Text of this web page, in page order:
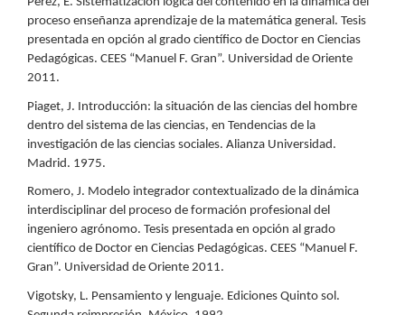
proceso enseñanza aprendizaje de la matemática general. Tesis
presentada en opción al grado científico de Doctor en Ciencias
Pedagógicas. CEES “Manuel F. Gran”. Universidad de Oriente
2011.
Piaget, J. Introducción: la situación de las ciencias del hombre
dentro del sistema de las ciencias, en Tendencias de la
investigación de las ciencias sociales. Alianza Universidad.
Madrid. 1975.
Romero, J. Modelo integrador contextualizado de la dinámica
interdisciplinar del proceso de formación profesional del
ingeniero agrónomo. Tesis presentada en opción al grado
científico de Doctor en Ciencias Pedagógicas. CEES “Manuel F.
Gran”. Universidad de Oriente 2011.
Vigotsky, L. Pensamiento y lenguaje. Ediciones Quinto sol.